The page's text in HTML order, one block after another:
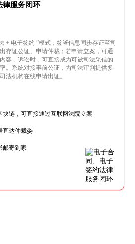
律服务闭环
+ 电子签约 ”模式，签署信息同步存证至司
存证公证、申请仲裁；若申请立案，可通
容，诉讼时，可直接成为可被司法采信的
。系统对接事前公证，为司法审判提供多
法机构在线申请出证。
块链，可直接通过互联网法院立案
直达仲裁委
邮寄到家